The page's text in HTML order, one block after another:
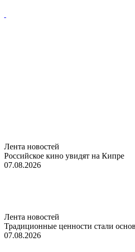
Лента новостей
Российское кино увидят на Кипре
07.08.2026
Лента новостей
Традиционные ценности стали
07.08.2026